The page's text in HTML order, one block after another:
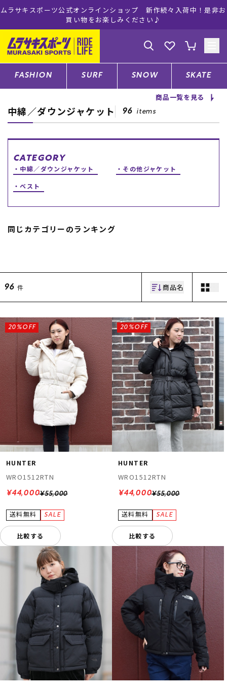
ムラサキスポーツ公式オンラインショップ 新作続々入荷中！是非お
買い物をお楽しみください♪
ゲスト様
ログイン 会員登録
店舗一覧
CATEGORY
ファッションTOP
スケートTOP
CONTENTS
ブランド一覧
特集一覧
RIDE LIFE MAGAZINE一
覧
スタッフスナップ
中古/アウトレット サー
フ
中古/アウトレット スノ
SUPPORT
ご利用ガイド
会員ランク
店頭受取サービス
ギフトラッピング
アフターサポート
下取り保証について
よくある質問
店舗一覧
お問い合わせ
ニュース
ムラサキスポーツ 公式アプリ
ポイント・クーポンもこのアプリで！
FASHION SURF SNOW SKATE
商品一覧を見る
中綿／ダウンジャケット 96 items
CATEGORY
中綿／ダウンジャケット
その他ジャケット
ベスト
同じカテゴリーのランキング
96 件 商品名
HUNTER
WRO1512RTN
¥55,000
20%OFF
¥44,000
比較する
HUNTER
WRO1512RTN
¥55,000
20%OFF
¥44,000
比較する